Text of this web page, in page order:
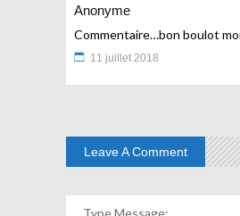
Anonyme
Commentaire…bon boulot
11 juillet 2018
Leave A Comment